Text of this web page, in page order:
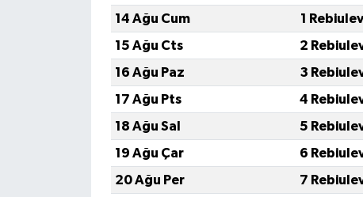
14 Ağu Cum
1
15 Ağu Cts
2
16 Ağu Paz
3
17 Ağu Pts
4
18 Ağu Sal
5
19 Ağu Çar
6
20 Ağu Per
7